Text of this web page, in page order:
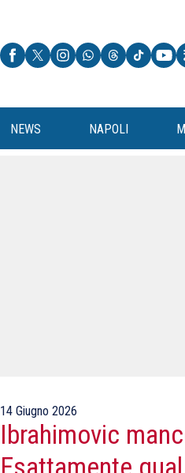
NEWS NAPOLI
14 Giugno 2026
Ibrahimovic